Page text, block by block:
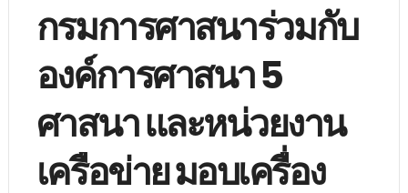
กรมการศาสนาร่วมกับ
องค์การศาสนา 5
ศาสนา และหน่วยงาน
เครือข่าย มอบเครื่อง